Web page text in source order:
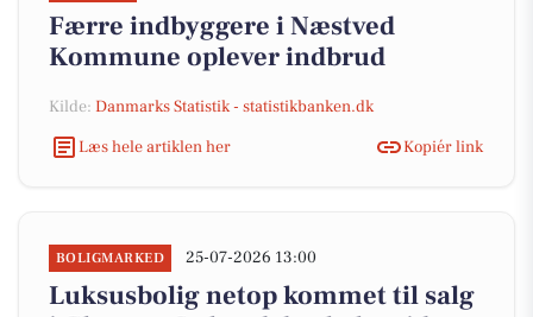
Færre indbyggere i Næstved
Kommune oplever indbrud
Kilde: Danmarks Statistik - statistikbanken.dk
Læs hele artiklen her
Kopiér link
BOLIGMARKED 25-07-2026 13:00
Luksusbolig netop kommet til salg